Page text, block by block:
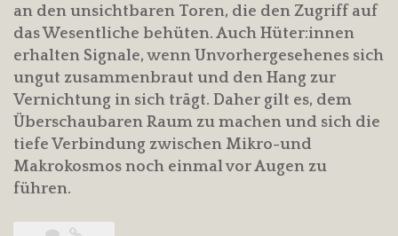
an den unsichtbaren Toren, die den Zugriff auf
das Wesentliche behüten. Auch Hüter:innen
erhalten Signale, wenn Unvorhergesehenes sich
ungut zusammenbraut und den Hang zur
Vernichtung in sich trägt. Daher gilt es, dem
Überschaubaren Raum zu machen und sich die
tiefe Verbindung zwischen Mikro-und
Makrokosmos noch einmal vor Augen zu
führen.